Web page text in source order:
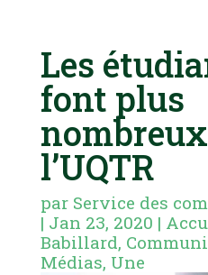
Les
font plus
l’UQTR
par Service des
| Jan 23, 2020 |
Babillard,
Médias, Une